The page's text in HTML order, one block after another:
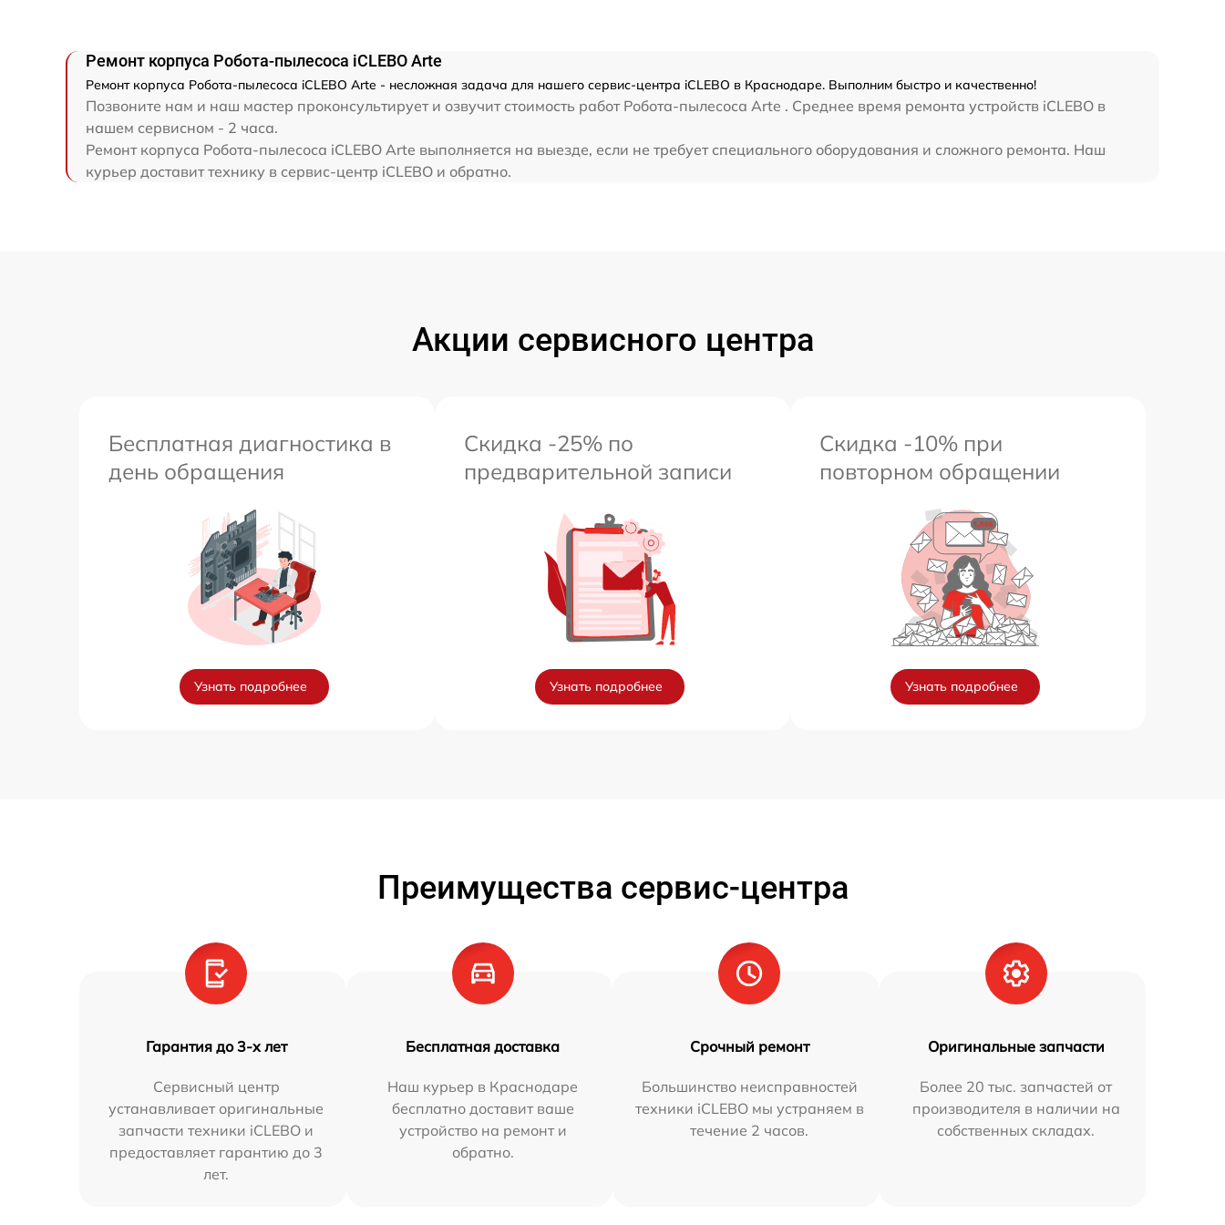
Ремонт корпуса Робота-пылесоса iCLEBO Arte
Ремонт корпуса Робота-пылесоса iCLEBO Arte - несложная задача для нашего сервис-центра iCLEBO в Краснодаре. Выполним быстро и качественно!
Позвоните нам и наш мастер проконсультирует и озвучит стоимость работ Робота-пылесоса Arte . Среднее время ремонта устройств iCLEBO в
нашем сервисном - 2 часа.
Ремонт корпуса Робота-пылесоса iCLEBO Arte выполняется на выезде, если не требует специального оборудования и сложного ремонта. Наш
курьер доставит технику в сервис-центр iCLEBO и обратно.
Акции сервисного центра
Бесплатная диагностика в
день обращения
Узнать подробнее
Скидка -25% по
предварительной записи
Узнать подробнее
Скидка -10% при
повторном обращении
Узнать подробнее
Преимущества сервис-центра
Гарантия до 3-х лет
Сервисный центр
устанавливает оригинальные
запчасти техники iCLEBO и
предоставляет гарантию до 3
лет.
Бесплатная доставка
Наш курьер в Краснодаре
бесплатно доставит ваше
устройство на ремонт и
обратно.
Срочный ремонт
Большинство неисправностей
техники iCLEBO мы устраняем в
течение 2 часов.
Оригинальные запчасти
Более 20 тыс. запчастей от
производителя в наличии на
собственных складах.